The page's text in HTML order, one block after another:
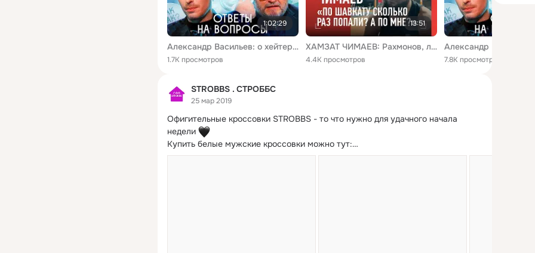
1:02:29
Александр Васильев: о хейтерах, что не сказал о Gucci и Chanel, чем плох Инстаграм и как заработать
1.7K просмотров
13:51
ХАМЗАТ ЧИМАЕВ: Рахмонов, ложь Макгрегора, Gucci и D&G, нож в эфире, кардио / ДУШЕВНОЕ ИНТЕРВЬЮ
4.4K просмотров 7.8K просмотров
STROBBS . СТРОББС
25 мар 2019
Офигительные кроссовки STROBBS - то что нужно для удачного начала
недели